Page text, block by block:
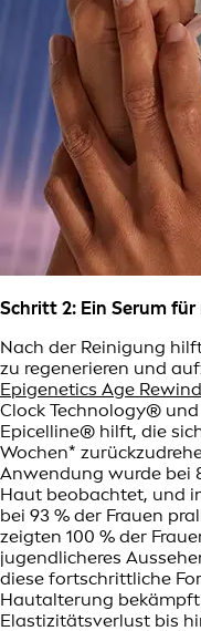
Schritt 2: Ein Serum
Nach der Reinigung
zu regenerieren und
Epigenetics Age
Clock Technology®
Epicelline® hilft, die
Wochen*
Anwendung wurde bei
Haut beobachtet, und
bei 93 % der Frauen
zeigten 100 % der
jugendlicheres
diese fortschrittliche
Hautalterung
Elastizitätsverlust bis